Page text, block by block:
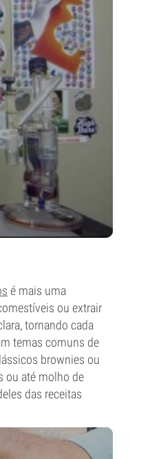
é mais uma
ou extrair
tornando cada
temas comuns de
brownies ou
ou até molho de
das receitas